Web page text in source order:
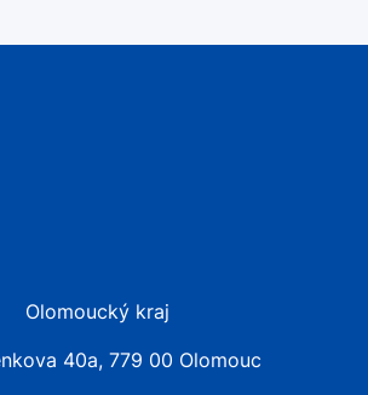
Olomoucký kraj
40a, 779 00 Olomouc